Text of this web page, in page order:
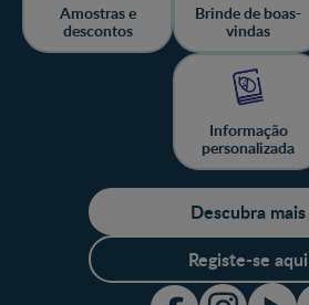
Amostras e
descontos
Brinde de boas-
vindas
Informação
personalizada
Descubra mais
Registe-se aqui